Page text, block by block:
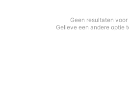
Geen resultaten
Gelieve een andere optie